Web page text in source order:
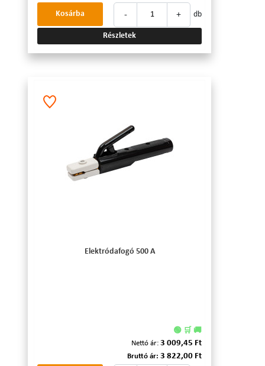
- + db
Kosárba
Részletek
Elektródafogó 500 A
🟢 🛒 🚚
Nettó ár: 3 009,45 Ft
Bruttó ár: 3 822,00 Ft